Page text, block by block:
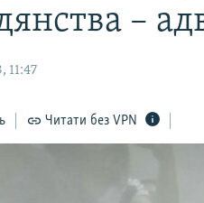
–
11:47
Читати без VPN